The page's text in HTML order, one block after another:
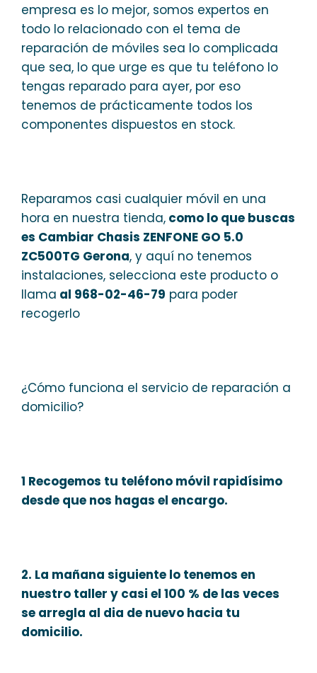
empresa es lo mejor, somos expertos en
todo lo relacionado con el tema de
reparación de móviles sea lo complicada
que sea, lo que urge es que tu teléfono lo
tengas reparado para ayer, por eso
tenemos de prácticamente todos los
componentes dispuestos en stock.
Reparamos casi cualquier móvil en una
hora en nuestra tienda, como lo que buscas
es Cambiar Chasis ZENFONE GO 5.0
ZC500TG Gerona, y aquí no tenemos
instalaciones, selecciona este producto o
llama al 968-02-46-79 para poder
recogerlo
¿Cómo funciona el servicio de reparación a
domicilio?
1 Recogemos tu teléfono móvil rapidísimo
desde que nos hagas el encargo.
2. La mañana siguiente lo tenemos en
nuestro taller y casi el 100 % de las veces
se arregla al dia de nuevo hacia tu
domicilio.